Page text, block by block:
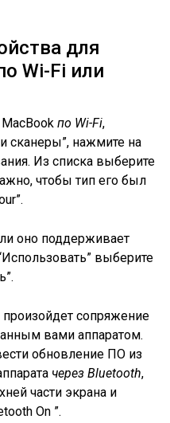
для
Wi-Fi или
MacBookпо Wi-Fi,
сканеры”, нажмите на
Из списка выберите
чтобы тип его был
оно поддерживает
выберите
произойдет сопряжение
вами аппаратом.
обновление ПО из
через Bluetooth,
части экрана и
On ”.